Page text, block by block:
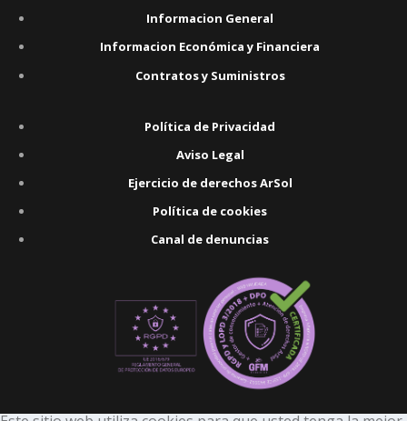
Informacion General
Informacion Económica y Financiera
Contratos y Suministros
Política de Privacidad
Aviso Legal
Ejercicio de derechos ArSol
Política de cookies
Canal de denuncias